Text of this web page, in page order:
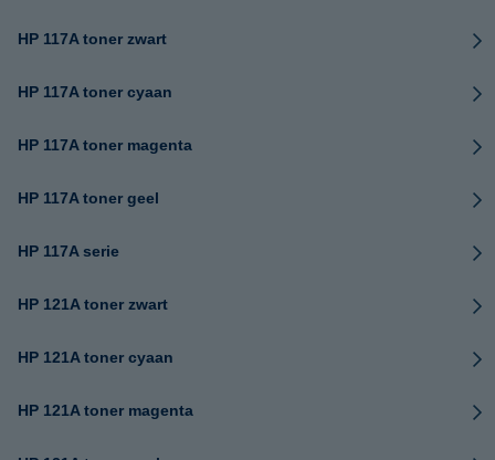
HP 117A toner zwart
HP 117A toner cyaan
HP 117A toner magenta
HP 117A toner geel
HP 117A serie
HP 121A toner zwart
HP 121A toner cyaan
HP 121A toner magenta